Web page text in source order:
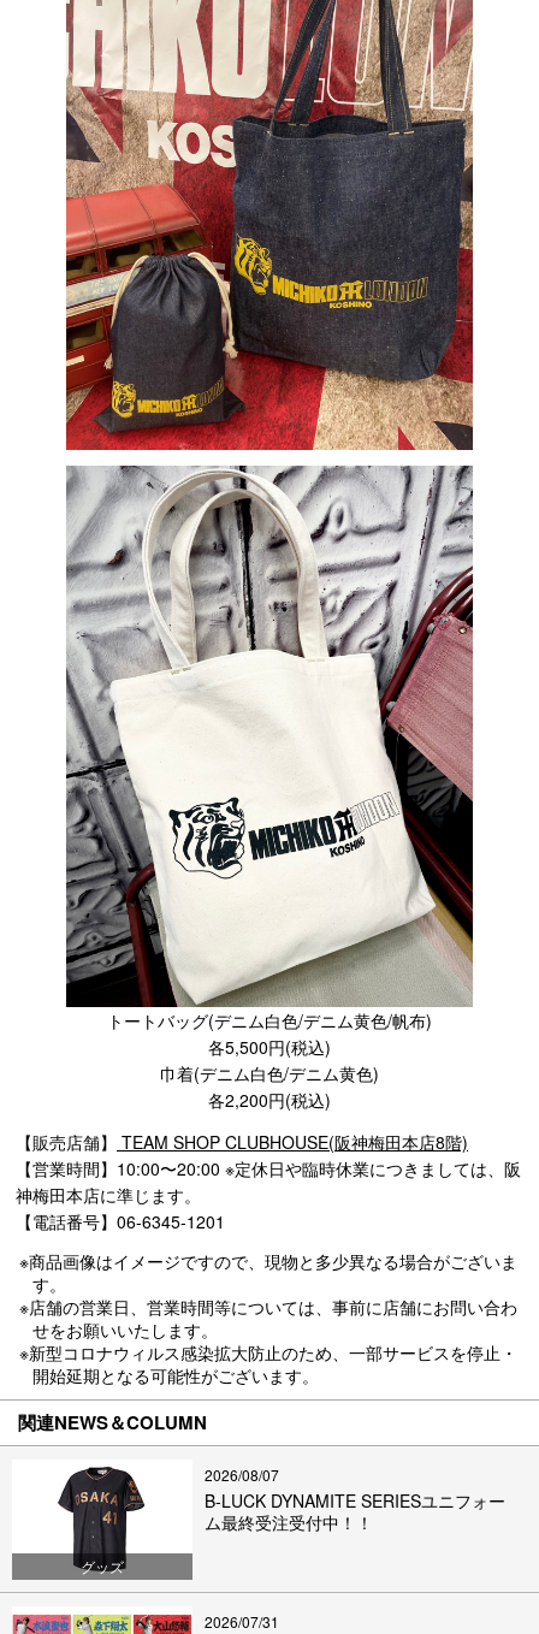
トートバッグ(デニム白色/デニム黄色/帆布)
各5,500円(税込)
巾着(デニム白色/デニム黄色)
各2,200円(税込)
【販売店舗】 TEAM SHOP CLUBHOUSE(阪神梅田本店8階)
【営業時間】10:00〜20:00 ※定休日や臨時休業につきましては、阪
神梅田本店に準じます。
【電話番号】06-6345-1201
※商品画像はイメージですので、現物と多少異なる場合がございま
す。
※店舗の営業日、営業時間等については、事前に店舗にお問い合わ
せをお願いいたします。
※新型コロナウィルス感染拡大防止のため、一部サービスを停止・
開始延期となる可能性がございます。
関連NEWS＆COLUMN
グッズ
2026/08/07
B-LUCK DYNAMITE SERIESユニフォー
ム最終受注受付中！！
2026/07/31